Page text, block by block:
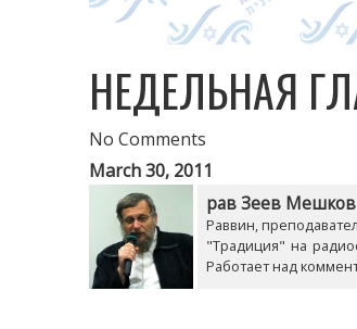
НЕДЕЛЬНАЯ
No Comments
March 30, 2011
рав Зеев Мешков
Раввин,
"Традиция" на
Работает над